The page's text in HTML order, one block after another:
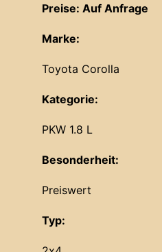
Preise: Auf Anfrage
Marke:
Toyota Corolla
Kategorie:
PKW 1.8 L
Besonderheit:
Preiswert
Typ: